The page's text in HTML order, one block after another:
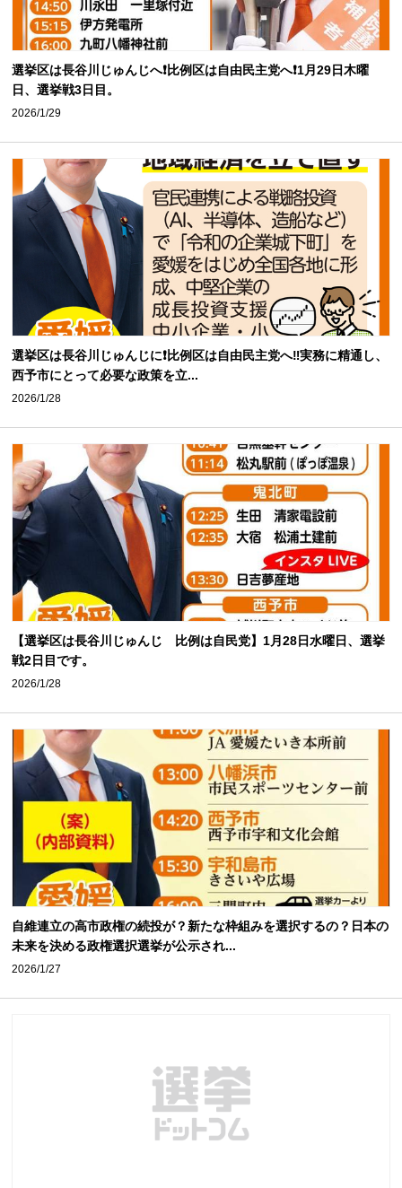
選挙区は長谷川じゅんじへ❗️比例区は自由民主党へ❗️1月29日木曜
日、選挙戦3日目。
2026/1/29
選挙区は長谷川じゅんじに❗️比例区は自由民主党へ‼️実務に精通し、
西予市にとって必要な政策を立...
2026/1/28
【選挙区は長谷川じゅんじ 比例は自民党】1月28日水曜日、選挙
戦2日目です。
2026/1/28
自維連立の高市政権の続投が？新たな枠組みを選択するの？日本の
未来を決める政権選択選挙が公示され...
2026/1/27